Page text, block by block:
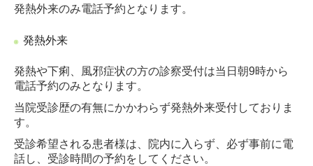
発熱外来のみ電話予約となります。
発熱外来
発熱や下痢、風邪症状の方の診察受付は当日朝9時から
電話予約のみとなります。
当院受診歴の有無にかかわらず発熱外来受付しておりま
す。
受診希望される患者様は、院内に入らず、必ず事前に電
話し、受診時間の予約をしてください。